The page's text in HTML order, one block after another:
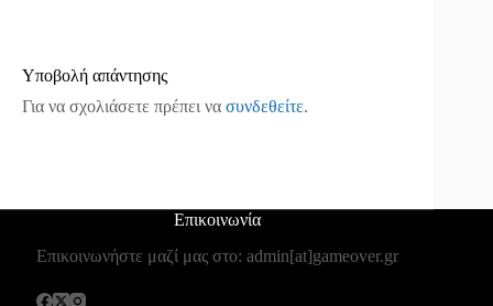
Υποβολή απάντησης
Για να σχολιάσετε πρέπει να συνδεθείτε.
Επικοινωνία
Επικοινωνήστε μαζί μας στο: admin[at]gameover.gr